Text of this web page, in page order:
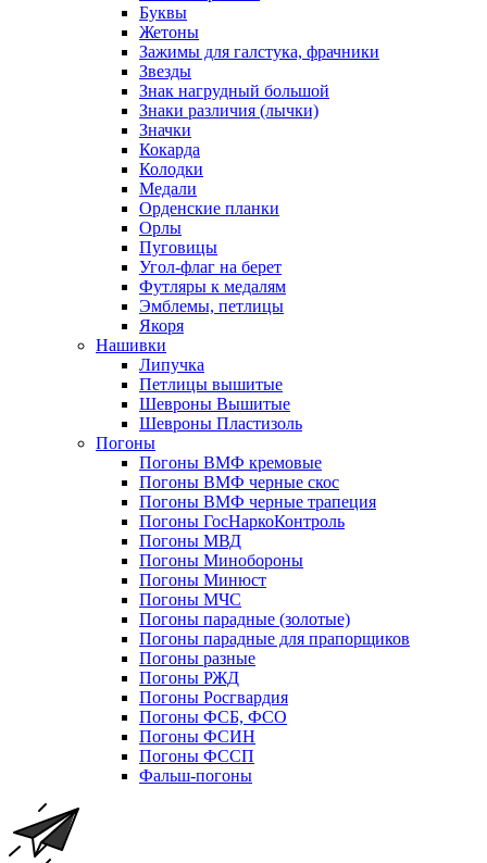
Буквы
Жетоны
Зажимы для галстука, фрачники
Звезды
Знак нагрудный большой
Знаки различия (лычки)
Значки
Кокарда
Колодки
Медали
Орденские планки
Орлы
Пуговицы
Угол-флаг на берет
Футляры к медалям
Эмблемы, петлицы
Якоря
Нашивки
Липучка
Петлицы вышитые
Шевроны Вышитые
Шевроны Пластизоль
Погоны
Погоны ВМФ кремовые
Погоны ВМФ черные скос
Погоны ВМФ черные трапеция
Погоны ГосНаркоКонтроль
Погоны МВД
Погоны Минобороны
Погоны Минюст
Погоны МЧС
Погоны парадные (золотые)
Погоны парадные для прапорщиков
Погоны разные
Погоны РЖД
Погоны Росгвардия
Погоны ФСБ, ФСО
Погоны ФСИН
Погоны ФССП
Фальш-погоны